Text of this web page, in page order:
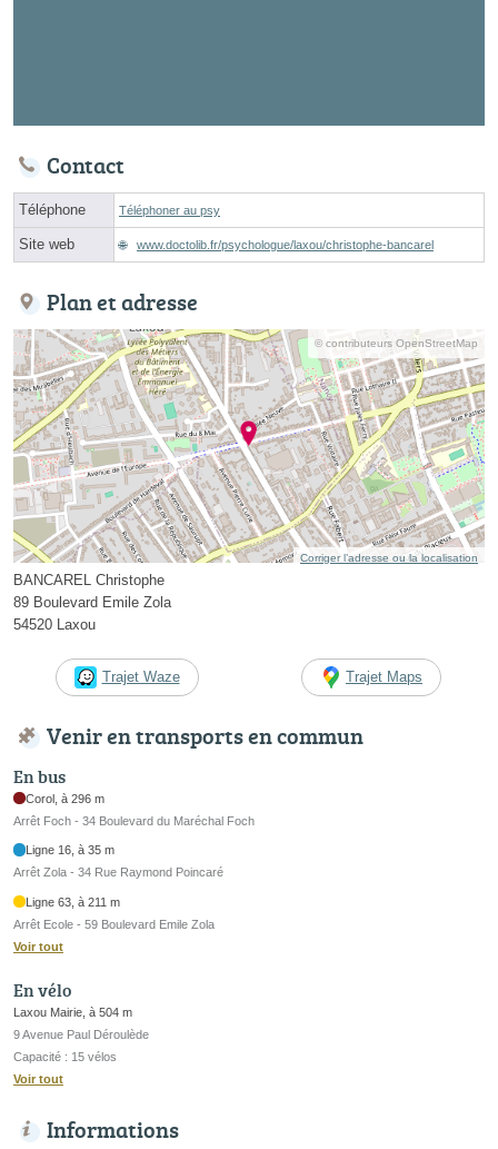
Contact
Téléphone Téléphoner au psy
Site web www.doctolib.fr/psychologue/laxou/christophe-bancarel
Plan et adresse
© contributeurs OpenStreetMap
Corriger l’adresse ou la localisation
BANCAREL Christophe
89 Boulevard Emile Zola
54520 Laxou
Trajet Waze Trajet Maps
Venir en transports en commun
En bus
Corol, à 296 m
Arrêt Foch - 34 Boulevard du Maréchal Foch
Ligne 16, à 35 m
Arrêt Zola - 34 Rue Raymond Poincaré
Ligne 63, à 211 m
Arrêt Ecole - 59 Boulevard Emile Zola
Voir tout
En vélo
Laxou Mairie, à 504 m
9 Avenue Paul Déroulède
Capacité : 15 vélos
Voir tout
Informations